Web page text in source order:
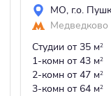
МО, г.о.
Медведково
Студии от 35 м2
1-комн от 43 м2
2-комн от 47 м2
3-комн от 64 м2